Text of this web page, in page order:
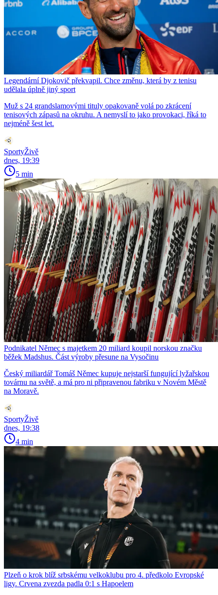
Legendární Djokovič překvapil. Chce změnu, která by z tenisu
udělala úplně jiný sport
Muž s 24 grandslamovými tituly opakovaně volá po zkrácení
tenisových zápasů na okruhu. A nemyslí to jako provokaci, říká to
nejméně šest let.
SportyŽivě
dnes, 19:39
5 min
Podnikatel Němec s majetkem 20 miliard koupil norskou značku
běžek Madshus. Část výroby přesune na Vysočinu
Český miliardář Tomáš Němec kupuje nejstarší fungující lyžařskou
továrnu na světě, a má pro ni připravenou fabriku v Novém Městě
na Moravě.
SportyŽivě
dnes, 19:38
4 min
Plzeň o krok blíž srbskému velkoklubu pro 4. předkolo Evropské
ligy. Crvena zvezda padla 0:1 s Hapoelem